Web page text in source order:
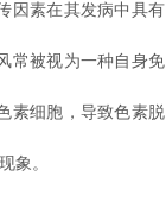
因素在其发病中具有
常被视为一种自身免
素细胞，导致色素脱
象。